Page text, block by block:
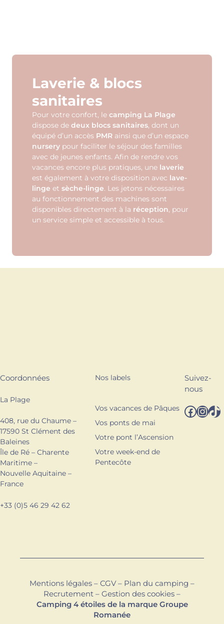
Laverie & blocs
sanitaires
Pour votre confort, le camping La Plage
dispose de deux blocs sanitaires, dont un
équipé d’un accès PMR ainsi que d’un espace
nursery pour faciliter le séjour des familles
avec de jeunes enfants. Afin de rendre vos
vacances encore plus pratiques, une laverie
est également à votre disposition avec lave-
linge et sèche-linge. Les jetons nécessaires
au fonctionnement des machines sont
disponibles directement à la réception, pour
un service simple et accessible à tous.
Coordonnées
La Plage
408, rue du Chaume –
17590 St Clément des
Baleines
Île de Ré – Charente
Maritime –
Nouvelle Aquitaine –
France
+33 (0)5 46 29 42 62
Nos labels
Vos vacances de Pâques
Vos ponts de mai
Votre pont l’Ascension
Votre week-end de
Pentecôte
Suivez-
nous
Facebook InstagramTikTok
Mentions légales – CGV– Plan du camping –
Recrutement – Gestion des cookies –
Camping 4 étoiles de la marque Groupe
Romanée